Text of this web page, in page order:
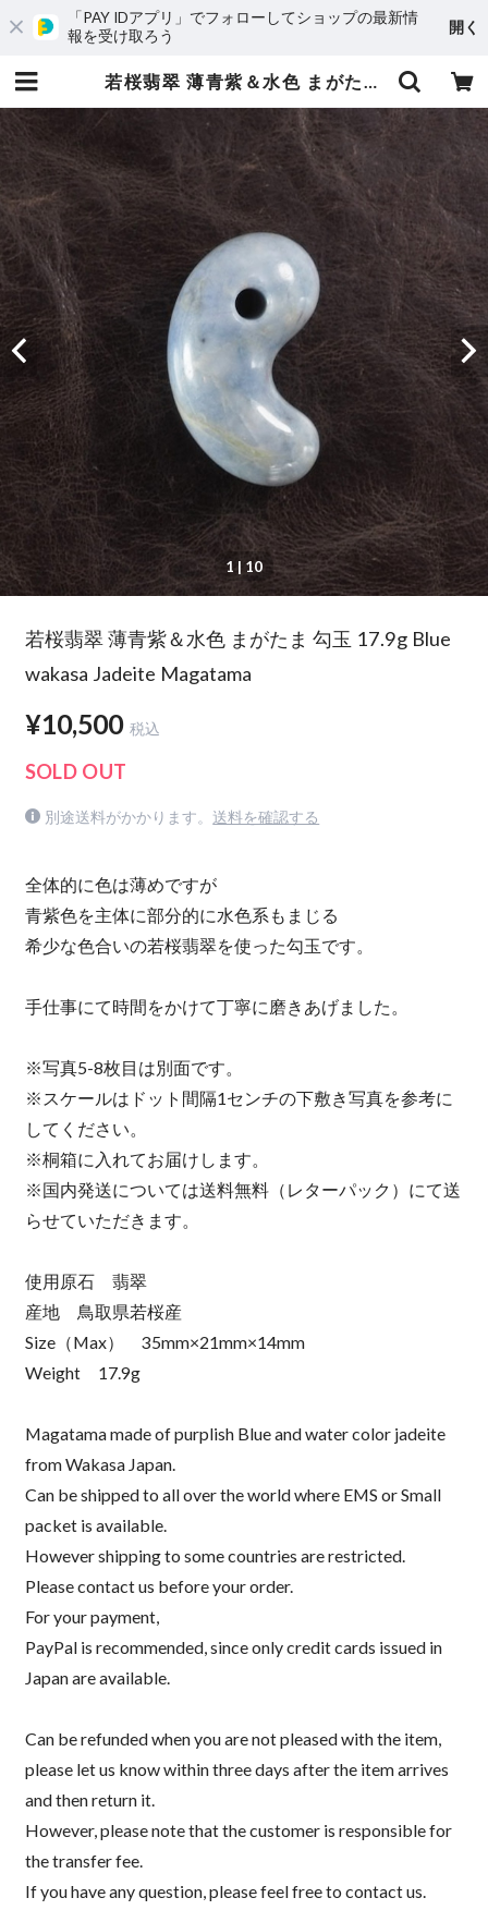
「PAY IDアプリ」でフォローしてショップの最新情
報を受け取ろう
開く
若桜翡翠 薄青紫＆水色 まがたま 勾玉 17.9g Blue wakasa Jadeite Magatama | URUWA 工房 うるわ
1 | 10
若桜翡翠 薄青紫＆水色 まがたま 勾玉 17.9g Blue
wakasa Jadeite Magatama
¥10,500 税込
SOLD OUT
別途送料がかかります。 送料を確認する
全体的に色は薄めですが
青紫色を主体に部分的に水色系もまじる
希少な色合いの若桜翡翠を使った勾玉です。
手仕事にて時間をかけて丁寧に磨きあげました。
※写真5-8枚目は別面です。
※スケールはドット間隔1センチの下敷き写真を参考に
してください。
※桐箱に入れてお届けします。
※国内発送については送料無料（レターパック）にて送
らせていただきます。
使用原石 翡翠
産地 鳥取県若桜産
Size（Max） 35mm×21mm×14mm
Weight 17.9g
Magatama made of purplish Blue and water color jadeite
from Wakasa Japan.
Can be shipped to all over the world where EMS or Small
packet is available.
However shipping to some countries are restricted.
Please contact us before your order.
For your payment,
PayPal is recommended, since only credit cards issued in
Japan are available.
Can be refunded when you are not pleased with the item,
please let us know within three days after the item arrives
and then return it.
However, please note that the customer is responsible for
the transfer fee.
If you have any question, please feel free to contact us.